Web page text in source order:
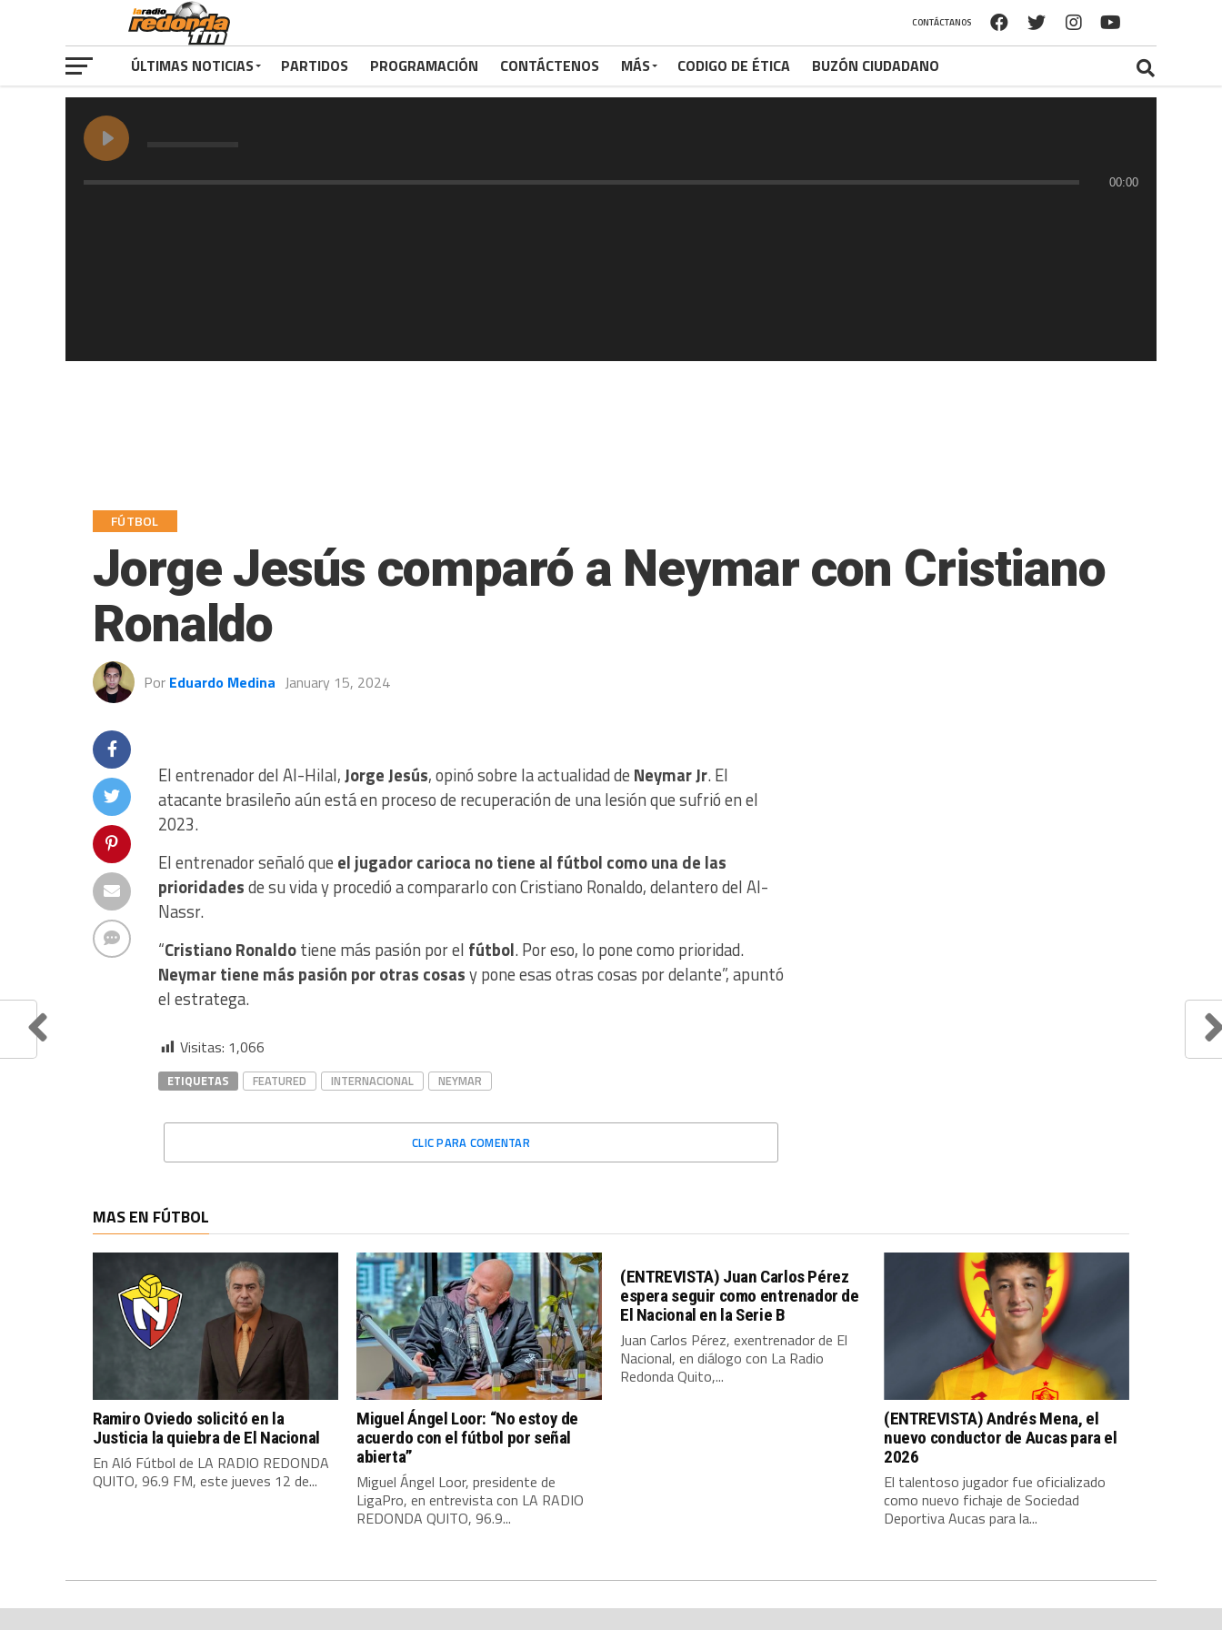
00:00
CONTÁCTANOS
ÚLTIMAS NOTICIAS PARTIDOS PROGRAMACIÓN CONTÁCTENOS MÁS CODIGO DE ÉTICA BUZÓN CIUDADANO
FÚTBOL
Jorge Jesús comparó a Neymar con Cristiano
Ronaldo
Por Eduardo Medina January 15, 2024
El entrenador del Al-Hilal,Jorge Jesús, opinó sobre la actualidad de Neymar Jr. El
atacante brasileño aún está en proceso de recuperación de una lesión que sufrió en el
2023.
El entrenador señaló que el jugador carioca no tiene al fútbol como una de las
prioridadesde su vida y procedió a compararlo con Cristiano Ronaldo, delantero del Al-
Nassr.
“Cristiano Ronaldotiene más pasión por el fútbol. Por eso, lo pone como prioridad.
Neymar tiene más pasión por otras cosasy pone esas otras cosas por delante”, apuntó
el estratega.
Visitas: 1,066
ETIQUETAS FEATURED INTERNACIONAL NEYMAR
CLIC PARA COMENTAR
MAS EN FÚTBOL
Ramiro Oviedo solicitó en la
Justicia la quiebra de El Nacional
En Aló Fútbol de LA RADIO REDONDA
QUITO, 96.9 FM, este jueves 12 de...
Miguel Ángel Loor: “No estoy de
acuerdo con el fútbol por señal
abierta”
Miguel Ángel Loor, presidente de
LigaPro, en entrevista con LA RADIO
REDONDA QUITO, 96.9...
(ENTREVISTA) Juan Carlos Pérez
espera seguir como entrenador de
El Nacional en la Serie B
Juan Carlos Pérez, exentrenador de El
Nacional, en diálogo con La Radio
Redonda Quito,...
(ENTREVISTA) Andrés Mena, el
nuevo conductor de Aucas para el
2026
El talentoso jugador fue oficializado
como nuevo fichaje de Sociedad
Deportiva Aucas para la...